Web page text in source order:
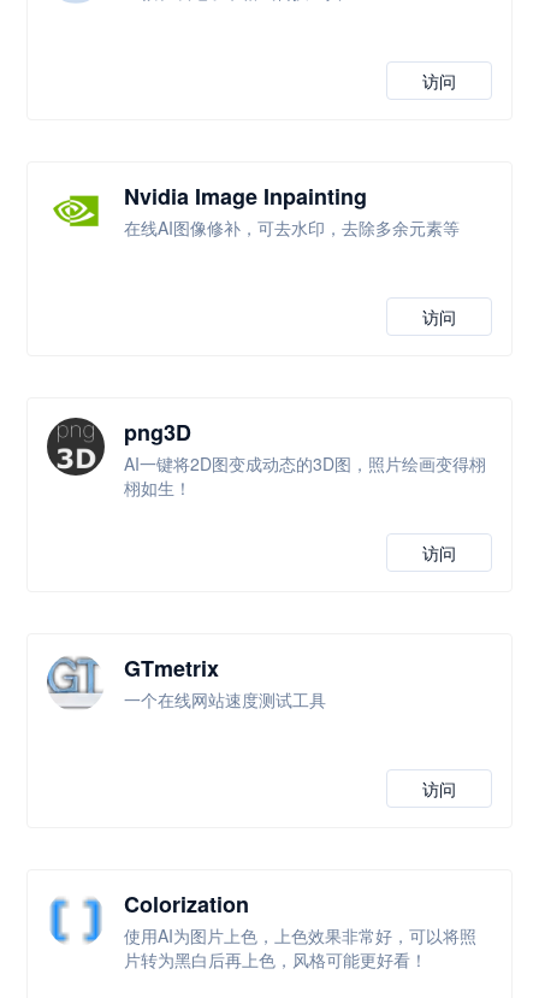
访问
Nvidia Image Inpainting
在线AI图像修补，可去水印，去除多余元素等
访问
png3D
AI一键将2D图变成动态的3D图，照片绘画变得栩
栩如生！
访问
GTmetrix
一个在线网站速度测试工具
访问
Colorization
使用AI为图片上色，上色效果非常好，可以将照
片转为黑白后再上色，风格可能更好看！